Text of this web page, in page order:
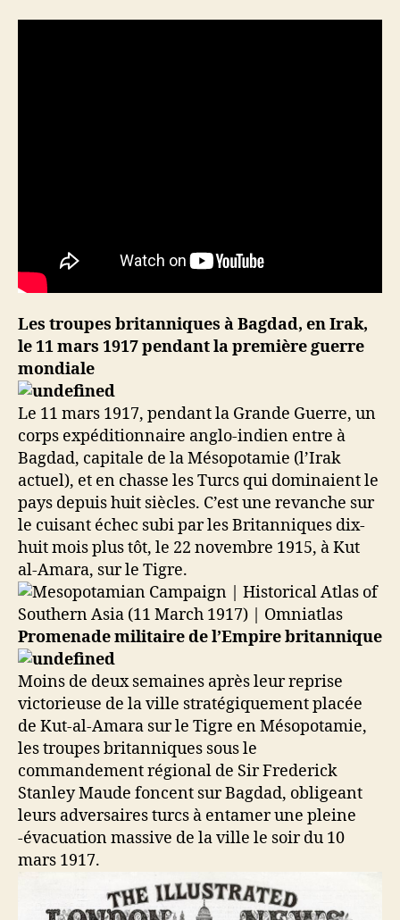
Les troupes britanniques à Bagdad, en Irak,
le 11 mars 1917 pendant la première guerre
mondiale
Le 11 mars 1917, pendant la Grande Guerre, un
corps expéditionnaire anglo-indien entre à
Bagdad, capitale de la Mésopotamie (l’Irak
actuel), et en chasse les Turcs qui dominaient le
pays depuis huit siècles. C’est une revanche sur
le cuisant échec subi par les Britanniques dix-
huit mois plus tôt, le 22 novembre 1915, à Kut
al-Amara, sur le Tigre.
Promenade militaire de l’Empire britannique
Moins de deux semaines après leur reprise
victorieuse de la ville stratégiquement placée
de Kut-al-Amara sur le Tigre en Mésopotamie,
les troupes britanniques sous le
commandement régional de Sir Frederick
Stanley Maude foncent sur Bagdad, obligeant
leurs adversaires turcs à entamer une pleine
-évacuation massive de la ville le soir du 10
mars 1917.